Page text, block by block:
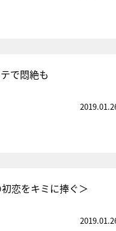
で悶絶も
恋をキミに捧ぐ＞